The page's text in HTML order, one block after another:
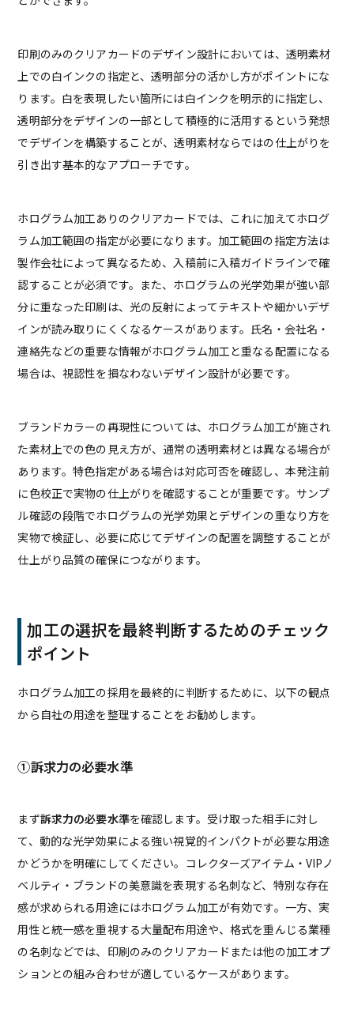
印刷のみのクリアカードのデザイン設計においては、透明素材
上での白インクの指定と、透明部分の活かし方がポイントにな
ります。白を表現したい箇所には白インクを明示的に指定し、
透明部分をデザインの一部として積極的に活用するという発想
でデザインを構築することが、透明素材ならではの仕上がりを
引き出す基本的なアプローチです。
ホログラム加工ありのクリアカードでは、これに加えてホログ
ラム加工範囲の指定が必要になります。加工範囲の指定方法は
製作会社によって異なるため、入稿前に入稿ガイドラインで確
認することが必須です。また、ホログラムの光学効果が強い部
分に重なった印刷は、光の反射によってテキストや細かいデザ
インが読み取りにくくなるケースがあります。氏名・会社名・
連絡先などの重要な情報がホログラム加工と重なる配置になる
場合は、視認性を損なわないデザイン設計が必要です。
ブランドカラーの再現性については、ホログラム加工が施され
た素材上での色の見え方が、通常の透明素材とは異なる場合が
あります。特色指定がある場合は対応可否を確認し、本発注前
に色校正で実物の仕上がりを確認することが重要です。サンプ
ル確認の段階でホログラムの光学効果とデザインの重なり方を
実物で検証し、必要に応じてデザインの配置を調整することが
仕上がり品質の確保につながります。
加工の選択を最終判断するためのチェック
ポイント
ホログラム加工の採用を最終的に判断するために、以下の観点
から自社の用途を整理することをお勧めします。
①訴求力の必要水準
まず訴求力の必要水準を確認します。受け取った相手に対し
て、動的な光学効果による強い視覚的インパクトが必要な用途
かどうかを明確にしてください。コレクターズアイテム・VIPノ
ベルティ・ブランドの美意識を表現する名刺など、特別な存在
感が求められる用途にはホログラム加工が有効です。一方、実
用性と統一感を重視する大量配布用途や、格式を重んじる業種
の名刺などでは、印刷のみのクリアカードまたは他の加工オプ
ションとの組み合わせが適しているケースがあります。